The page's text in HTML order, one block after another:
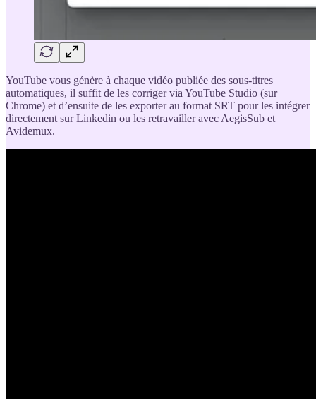
YouTube vous génère à chaque vidéo publiée des sous-titres
automatiques, il suffit de les corriger via YouTube Studio (sur
Chrome) et d’ensuite de les exporter au format SRT pour les intégrer
directement sur Linkedin ou les retravailler avec AegisSub et
Avidemux.